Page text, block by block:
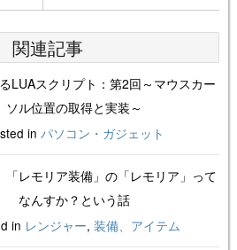
関連記事
LUAスクリプト：第2回～マウスカー
ソル位置の取得と実装～
in パソコン・ガジェット
「レモリア装備」の「レモリア」って
なんすか？という話
in レンジャー, 装備、アイテム